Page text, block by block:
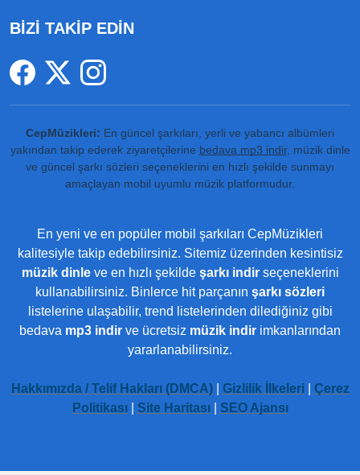
BİZİ TAKİP EDİN
CepMüzikleri: En güncel şarkıları, yerli ve yabancı albümleri
yakından takip ederek ziyaretçilerine bedava mp3 indir, müzik dinle
ve güncel şarkı sözleri seçeneklerini en hızlı şekilde sunmayı
amaçlayan mobil uyumlu müzik platformudur.
En yeni ve en popüler mobil şarkıları CepMüzikleri
kalitesiyle takip edebilirsiniz. Sitemiz üzerinden kesintisiz
müzik dinleve en hızlı şekilde şarkı indirseçeneklerini
kullanabilirsiniz. Binlerce hit parçanın şarkı sözleri
listelerine ulaşabilir, trend listelerinden dilediğiniz gibi
bedava mp3 indir ve ücretsiz müzik indir imkanlarından
yararlanabilirsiniz.
Hakkımızda / Telif Hakları (DMCA)| Gizlilik İlkeleri| Çerez
Politikası| Site Haritası| SEO Ajansı